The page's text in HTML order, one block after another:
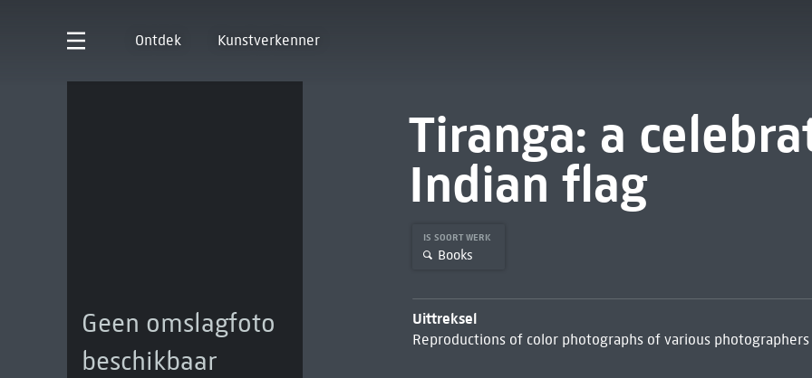
Ontdek Kunstverkenner
Geen omslagfoto
beschikbaar
Tiranga: a
Indian flag
IS SOORT WERK
Books
Uittreksel
Reproductions of color photographs of various